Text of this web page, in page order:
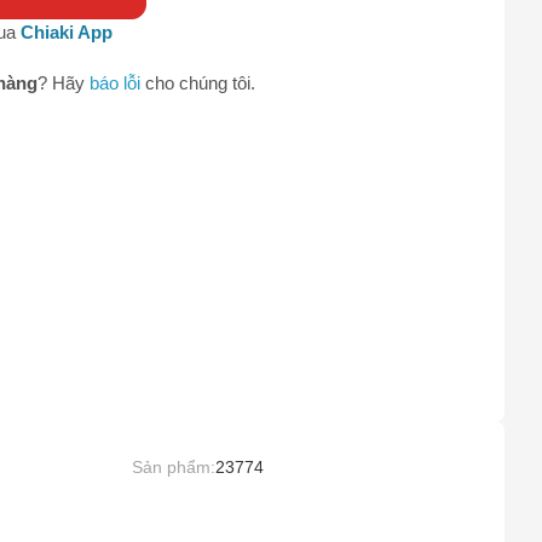
Chiaki App
? Hãy báo lỗi cho chúng tôi.
Sản phẩm:23774